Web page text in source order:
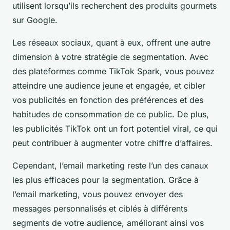
utilisent lorsqu’ils recherchent des produits gourmets
sur Google.
Les réseaux sociaux, quant à eux, offrent une autre
dimension à votre stratégie de segmentation. Avec
des plateformes comme TikTok Spark, vous pouvez
atteindre une audience jeune et engagée, et cibler
vos publicités en fonction des préférences et des
habitudes de consommation de ce public. De plus,
les publicités TikTok ont un fort potentiel viral, ce qui
peut contribuer à augmenter votre chiffre d’affaires.
Cependant, l’email marketing reste l’un des canaux
les plus efficaces pour la segmentation. Grâce à
l’email marketing, vous pouvez envoyer des
messages personnalisés et ciblés à différents
segments de votre audience, améliorant ainsi vos